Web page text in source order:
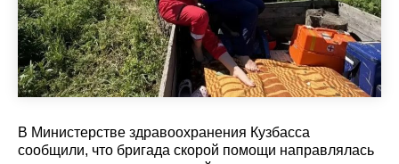
В Министерстве здравоохранения Кузбасса
сообщили, что бригада скорой помощи направлялась